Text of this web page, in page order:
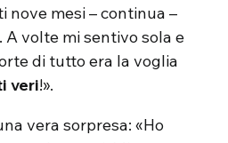
nove mesi – continua –
volte mi sentivo sola e
di tutto era la voglia
veri!».
vera sorpresa: «Ho